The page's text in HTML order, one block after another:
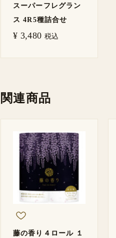
スーパーフレグラン
ス 4R5種詰合せ
¥ 3,480 税込
関連商品
藤の香り４ロール １